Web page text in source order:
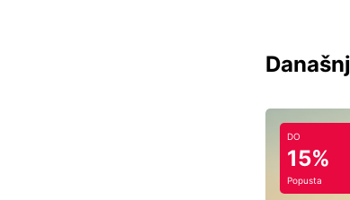
DO
15%
Popusta